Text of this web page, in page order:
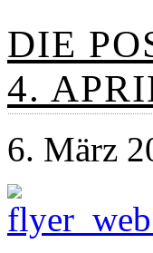
DIE
4.
6. März